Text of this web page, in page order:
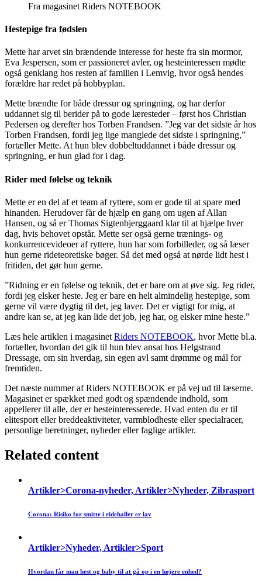
Fra magasinet Riders NOTEBOOK
Hestepige fra fødslen
Mette har arvet sin brændende interesse for heste fra sin mormor,
Eva Jespersen, som er passioneret avler, og hesteinteressen mødte
også genklang hos resten af familien i Lemvig, hvor også hendes
forældre har redet på hobbyplan.
Mette brændte for både dressur og springning, og har derfor
uddannet sig til berider på to gode læresteder – først hos Christian
Pedersen og derefter hos Torben Frandsen. ”Jeg var det sidste år hos
Torben Frandsen, fordi jeg lige manglede det sidste i springning,”
fortæller Mette. At hun blev dobbeltuddannet i både dressur og
springning, er hun glad for i dag.
Rider med følelse og teknik
Mette er en del af et team af ryttere, som er gode til at spare med
hinanden. Herudover får de hjælp en gang om ugen af Allan
Hansen, og så er Thomas Sigtenbjerggaard klar til at hjælpe hver
dag, hvis behovet opstår. Mette ser også gerne trænings- og
konkurrencevideoer af ryttere, hun har som forbilleder, og så læser
hun gerne rideteoretiske bøger. Så det med også at nørde lidt hest i
fritiden, det gør hun gerne.
”Ridning er en følelse og teknik, det er bare om at øve sig. Jeg rider,
fordi jeg elsker heste. Jeg er bare en helt almindelig hestepige, som
gerne vil være dygtig til det, jeg laver. Det er vigtigt for mig, at
andre kan se, at jeg kan lide det job, jeg har, og elsker mine heste.”
Læs hele artiklen i magasinet Riders NOTEBOOK, hvor Mette bl.a.
fortæller, hvordan det gik til hun blev ansat hos Helgstrand
Dressage, om sin hverdag, sin egen avl samt drømme og mål for
fremtiden.
Det næste nummer af Riders NOTEBOOK er på vej ud til læserne.
Magasinet er spækket med godt og spændende indhold, som
appellerer til alle, der er hesteinteresserede. Hvad enten du er til
elitesport eller breddeaktiviteter, varmblodheste eller specialracer,
personlige beretninger, nyheder eller faglige artikler.
Related content
Artikler>Corona-nyheder, Artikler>Nyheder, Zibrasport
Corona: Risiko for smitte i ridehaller er lav
Artikler>Nyheder, Artikler>Sport
Hvordan får man hest og baby til at gå op i en højere enhed?